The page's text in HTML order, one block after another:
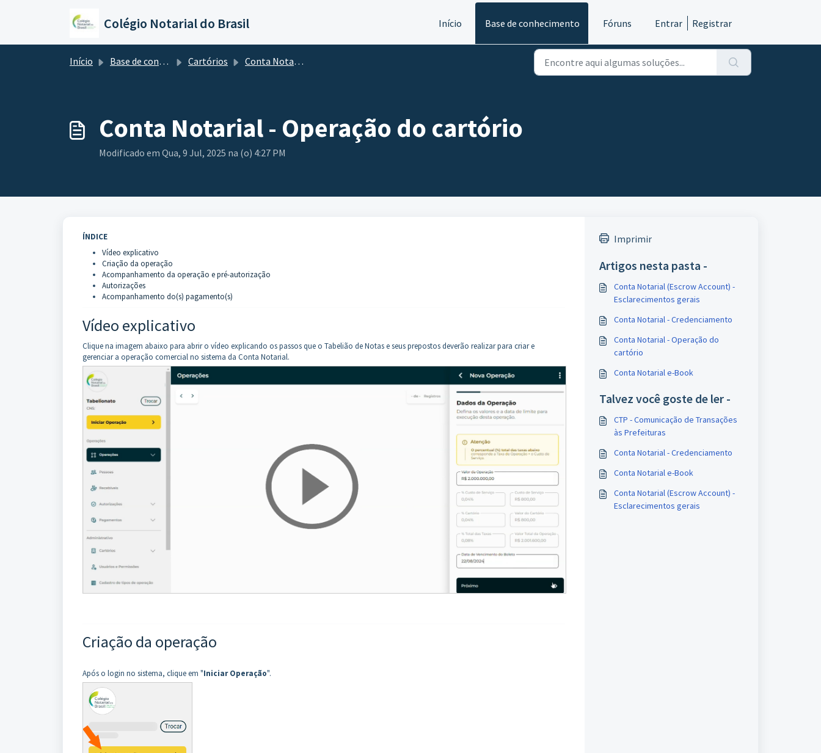
Colégio Notarial do Brasil Início Base de conhecimento Fóruns Entrar Registrar
Início Base de conhecimento Cartórios Conta Notarial (Escrow Account)
Conta Notarial - Operação do cartório
Modificado em Qua, 9 Jul, 2025 na (o) 4:27 PM
ÍNDICE
Vídeo explicativo
Criação da operação
Acompanhamento da operação e pré-autorização
Autorizações
Acompanhamento do(s) pagamento(s)
Vídeo explicativo
Clique na imagem abaixo para abrir o vídeo explicando os passos que o Tabelião de Notas e seus prepostos deverão realizar para criar e
gerenciar a operação comercial no sistema da Conta Notarial.
Criação da operação
Após o login no sistema, clique em "Iniciar Operação".
Imprimir
Artigos nesta pasta -
Conta Notarial (Escrow Account) -
Esclarecimentos gerais
Conta Notarial - Credenciamento
Conta Notarial - Operação do
cartório
Conta Notarial e-Book
Talvez você goste de ler -
CTP - Comunicação de Transações
às Prefeituras
Conta Notarial - Credenciamento
Conta Notarial e-Book
Conta Notarial (Escrow Account) -
Esclarecimentos gerais